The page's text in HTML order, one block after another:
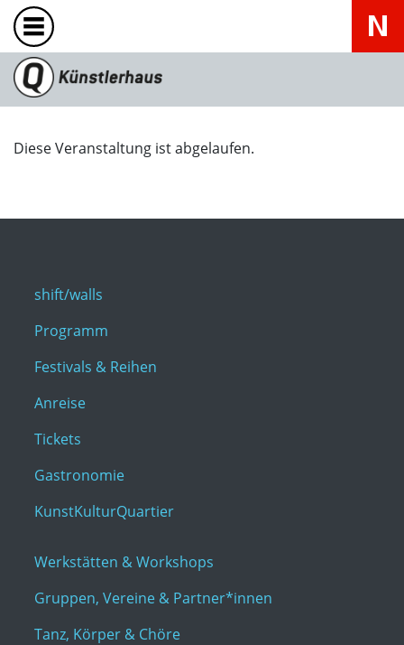
Diese Veranstaltung ist abgelaufen.
shift/walls
Programm
Festivals & Reihen
Anreise
Tickets
Gastronomie
KunstKulturQuartier
Werkstätten & Workshops
Gruppen, Vereine & Partner*innen
Tanz, Körper & Chöre